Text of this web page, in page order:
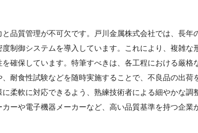
品質管理が不可欠です。戸川金属株式会社では、長年
制御システムを導入しています。これにより、複雑な
確保しています。特筆すべきは、各工程における厳格
耐食性試験などを随時実施することで、不良品の出荷
柔軟に対応できるよう、熟練技術者による細やかな調
ーや電子機器メーカーなど、高い品質基準を持つ企業